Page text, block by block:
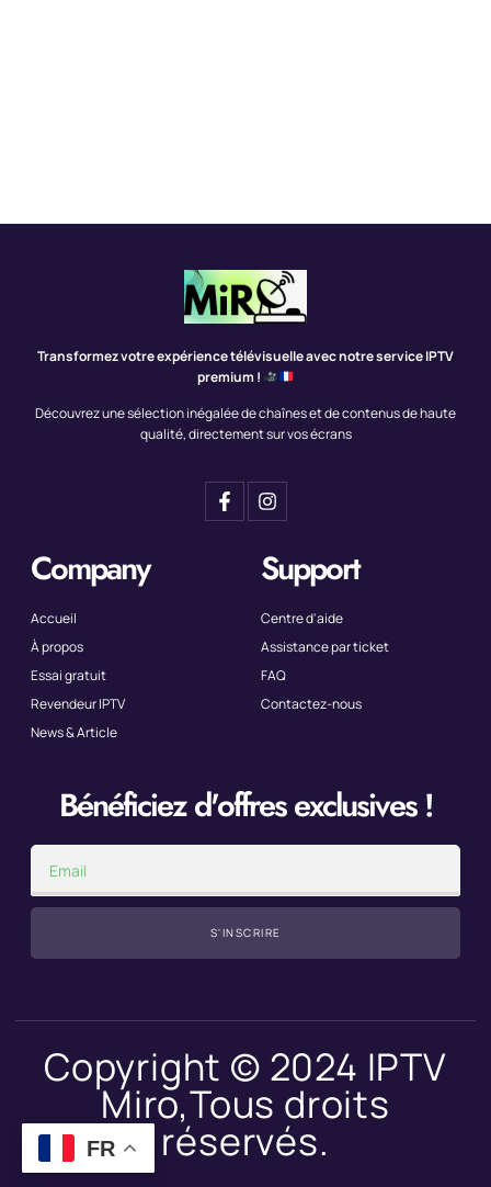
Transformez votre expérience télévisuelle avec notre service IPTV
premium !
Découvrez une sélection inégalée de chaînes et de contenus de haute
qualité, directement sur vos écrans
Company
Accueil
À propos
Essai gratuit
Revendeur IPTV
News & Article
Support
Centre d'aide
Assistance par ticket
FAQ
Contactez-nous
Bénéficiez d'offres exclusives !
S'INSCRIRE
Copyright © 2024 IPTV
Miro,Tous droits
réservés.
FR